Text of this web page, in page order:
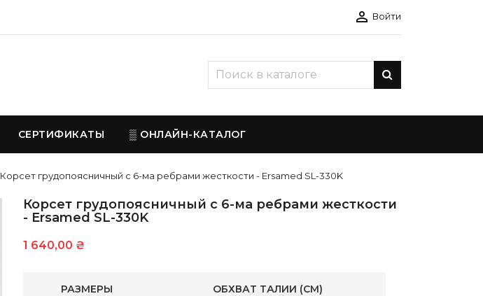
 Войти
СЕРТИФИКАТЫ ▒ ОНЛАЙН-КАТАЛОГ
Корсет грудопоясничный с 6-ма ребрами жесткости - Ersamed SL-330K
Корсет грудопоясничный с 6-ма ребрами жесткости
- Ersamed SL-330K
1 640,00 ₴
РАЗМЕРЫ ОБХВАТ ТАЛИИ (CM)